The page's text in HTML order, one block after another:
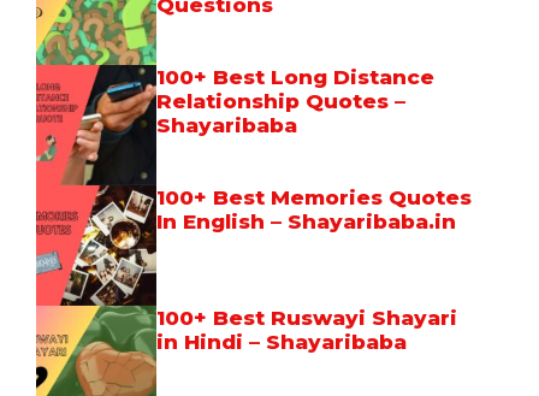
Questions
100+ Best Long Distance
Relationship Quotes –
Shayaribaba
100+ Best Memories Quotes
In English – Shayaribaba.in
100+ Best Ruswayi Shayari
in Hindi – Shayaribaba